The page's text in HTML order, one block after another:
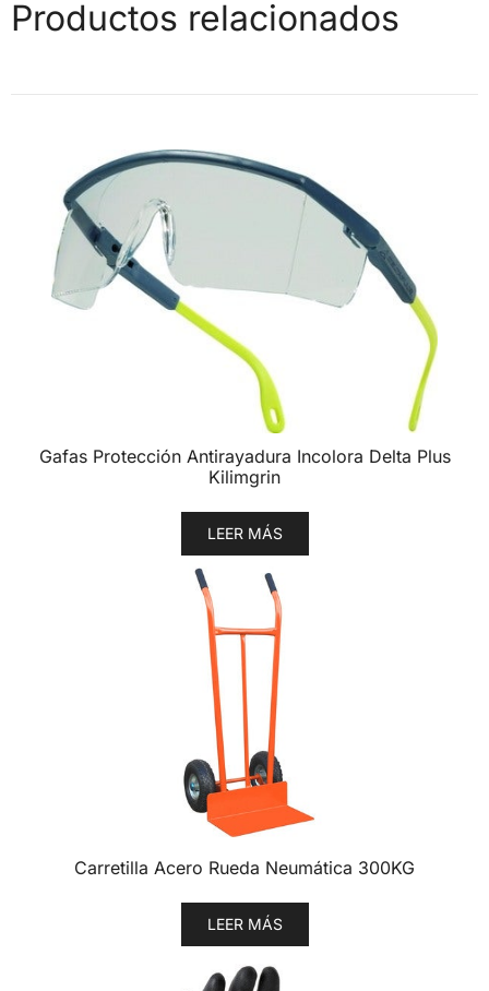
Productos relacionados
Gafas Protección Antirayadura Incolora Delta Plus
Kilimgrin
LEER MÁS
Carretilla Acero Rueda Neumática 300KG
LEER MÁS